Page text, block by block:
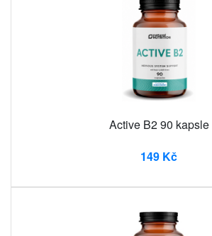
Active B2 90 kapsle
149 Kč